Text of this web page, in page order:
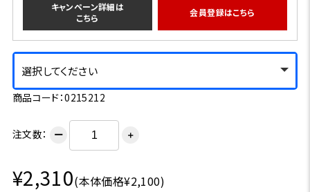
キャンペーン詳細は
こちら
会員登録はこちら
選択してください
商品コード：0215212
注文数： ー ＋
¥2,310(本体価格¥2,100)